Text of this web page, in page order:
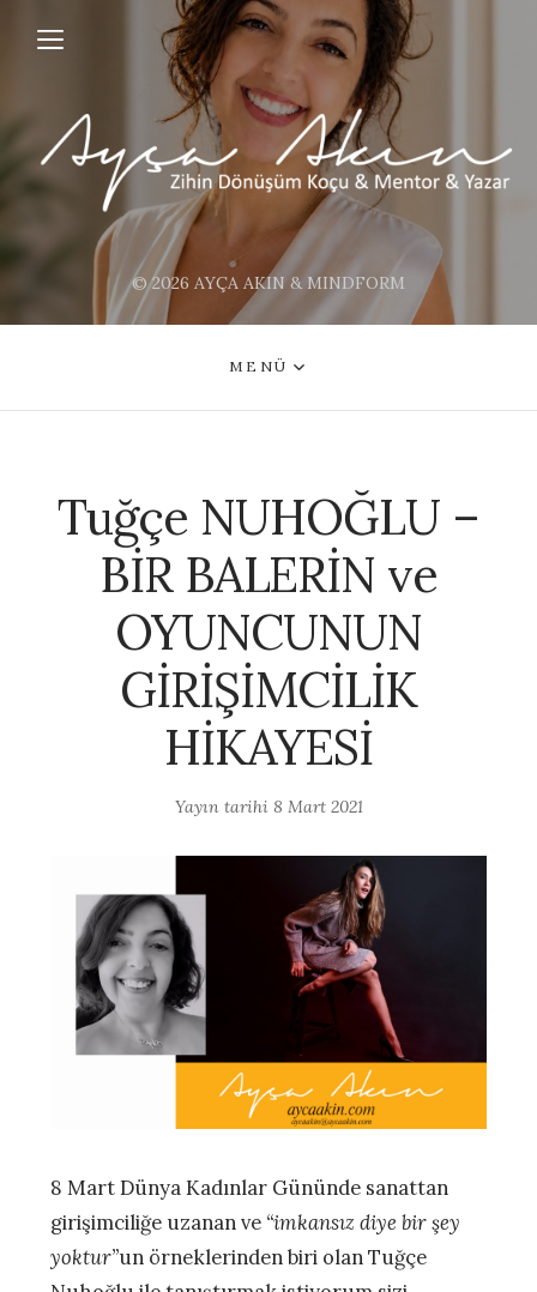
© 2026 AYÇA AKIN & MINDFORM
MENÜ
Tuğçe NUHOĞLU –
BİR BALERİN ve
OYUNCUNUN
GİRİŞİMCİLİK
HİKAYESİ
Yayın tarihi 8 Mart 2021
8 Mart Dünya Kadınlar Gününde sanattan
girişimciliğe uzanan ve “imkansız diye bir şey
yoktur”un örneklerinden biri olan Tuğçe